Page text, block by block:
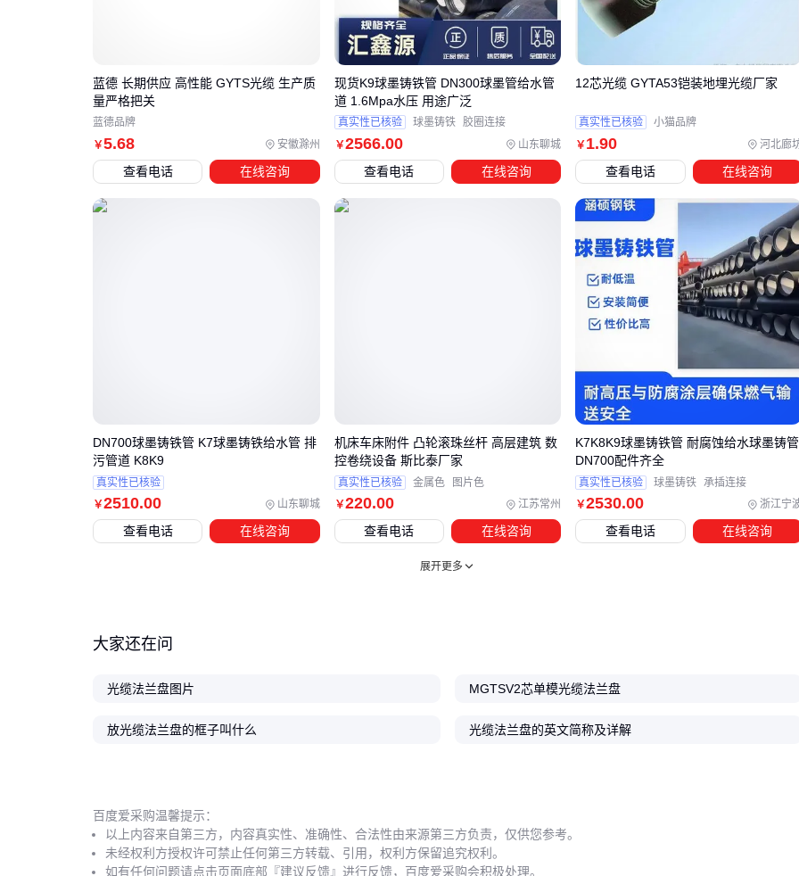
度的法兰盘适配器，而户外终端盒的防水设计又要求法兰盘具
备相应的密封结构。
配套设备的选择需重点关注三个维度：
物理接口一致性：SC/LC等接口类型需与主设备完全匹配，
避免因适配器转换增加插损
空间布局兼容性：机架式安装时要确认法兰盘与光纤配线架
的间距是否允许跳线自然弯曲
环境防护协同：户外场景下终端盒的防水等级应与法兰盘密
尤其要注意衰减器等无源器件的匹配问题——劣质衰减器可能
导致法兰盘回波反射超标。建议在采购时要求供应商提供完整
光纤测试仪
现场验证整套系统的光
能大幅降低后期维
配套设备的协同问题往往在系统运行数月后才暴露，因此前期
规划时就要建立‘链路级’而非‘单点式’的采购思维。
五、容易被忽视的安装维护细节
光缆法兰盘的实际使用寿命往往取决于日常维护质量。陶瓷插
芯的精密对接面一旦沾染灰尘，插损可能骤增，而反复插拔超
室外安装时要定期检查密封圈老化情况，防止水汽渗透
的热膨胀系数差异。
维护记录往往比设备本身更重要——建立包含清洁日期、测试
￥5.68 安徽滁州
蓝德 长期供应 高性能 GYTS光缆 生产质
量严格把关
蓝德品牌
查看电话 在线咨询
￥2566.00 山东聊城
现货K9球墨铸铁管 DN300球墨管给水管
道 1.6Mpa水压 用途广泛
真实性已核验 球墨铸铁 胶圈连接
查看电话 在线咨询
￥1.90 河北廊
12芯光缆 GYTA53铠装地埋光缆厂家
真实性已核验 小猫品牌
查看电话 在线咨询
￥2510.00 山东聊城
DN700球墨铸铁管 K7球墨铸铁给水管 排
污管道 K8K9
真实性已核验
查看电话 在线咨询
￥220.00 江苏常州
机床车床附件 凸轮滚珠丝杆 高层建筑 数
控卷绕设备 斯比泰厂家
真实性已核验 金属色 图片色
查看电话 在线咨询
￥2530.00 浙江宁
K7K8K9球墨铸铁管 耐腐蚀给水球墨铸管
DN700配件齐全
真实性已核验 球墨铸铁 承插连接
查看电话 在线咨询
展开更多
大家还在问
光缆法兰盘图片 MGTSV2芯单模光缆法兰盘
放光缆法兰盘的框子叫什么 光缆法兰盘的英文简称及详解
百度爱采购温馨提示：
以上内容来自第三方，内容真实性、准确性、合法性由来源第三方负责，仅供您参考。
未经权利方授权许可禁止任何第三方转载、引用，权利方保留追究权利。
如有任何问题请点击页面底部『建议反馈』进行反馈，百度爱采购会积极处理。